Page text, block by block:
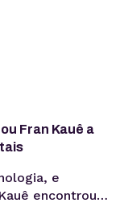
Fran Kauê a
e
encontrou